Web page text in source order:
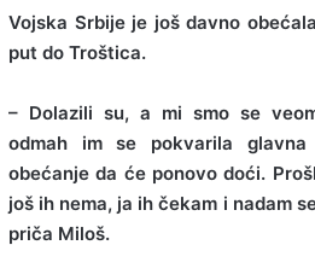
Vojska Srbije je još davno
put do Troštica.
– Dolazili su, a mi smo se
odmah im se pokvarila
obećanje da će ponovo doći.
još ih nema, ja ih čekam i nadam
priča Miloš.